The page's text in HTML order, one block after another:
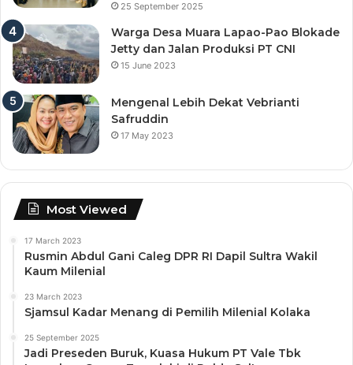
25 September 2025
Warga Desa Muara Lapao-Pao Blokade
Jetty dan Jalan Produksi PT CNI
15 June 2023
Mengenal Lebih Dekat Vebrianti
Safruddin
17 May 2023
Most Viewed
17 March 2023
Rusmin Abdul Gani Caleg DPR RI Dapil Sultra Wakil
Kaum Milenial
23 March 2023
Sjamsul Kadar Menang di Pemilih Milenial Kolaka
25 September 2025
Jadi Preseden Buruk, Kuasa Hukum PT Vale Tbk